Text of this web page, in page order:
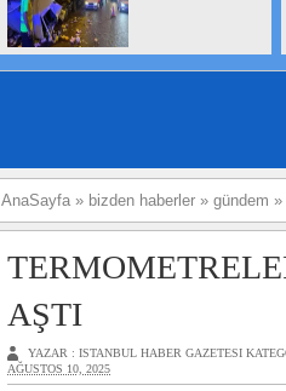
AnaSayfa » bizden haberler » gündem »
AŞTI
YAZAR : ISTANBUL HABER GAZETESI
AĞUSTOS 10, 2025